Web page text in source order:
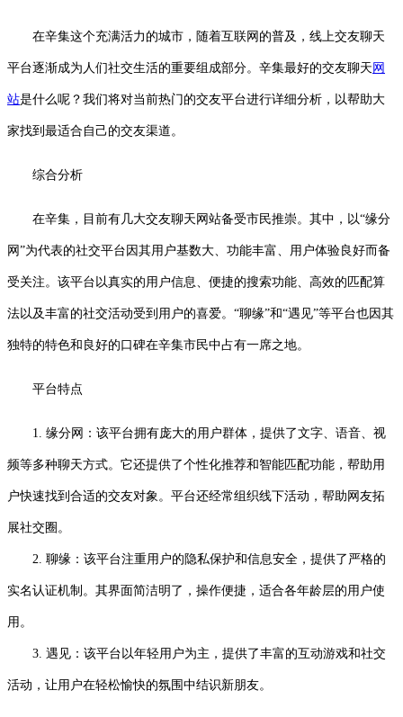
在辛集这个充满活力的城市，随着互联网的普及，线上交友聊天
平台逐渐成为人们社交生活的重要组成部分。辛集最好的交友聊天 网
站是什么呢？我们将对当前热门的交友平台进行详细分析，以帮助大
家找到最适合自己的交友渠道。
综合分析
在辛集，目前有几大交友聊天网站备受市民推崇。其中，以“缘分
网”为代表的社交平台因其用户基数大、功能丰富、用户体验良好而备
受关注。该平台以真实的用户信息、便捷的搜索功能、高效的匹配算
法以及丰富的社交活动受到用户的喜爱。“聊缘”和“遇见”等平台也因其
独特的特色和良好的口碑在辛集市民中占有一席之地。
平台特点
1. 缘分网：该平台拥有庞大的用户群体，提供了文字、语音、视
频等多种聊天方式。它还提供了个性化推荐和智能匹配功能，帮助用
户快速找到合适的交友对象。平台还经常组织线下活动，帮助网友拓
展社交圈。
2. 聊缘：该平台注重用户的隐私保护和信息安全，提供了严格的
实名认证机制。其界面简洁明了，操作便捷，适合各年龄层的用户使
用。
3. 遇见：该平台以年轻用户为主，提供了丰富的互动游戏和社交
活动，让用户在轻松愉快的氛围中结识新朋友。